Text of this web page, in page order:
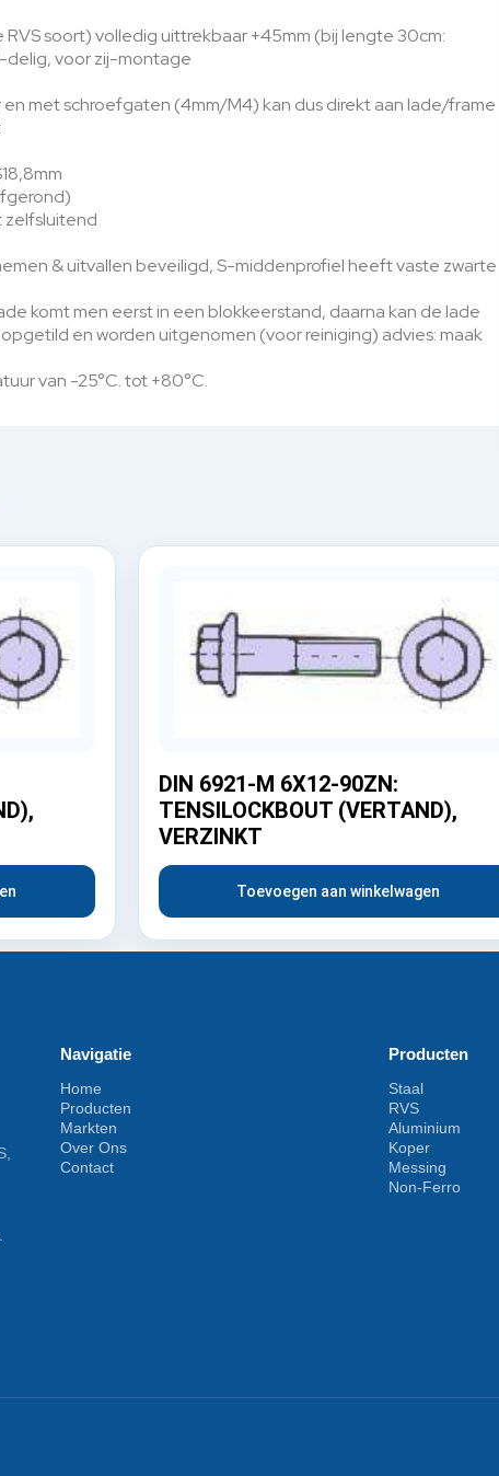
RVS soort) volledig uittrekbaar +45mm (bij lengte 30cm:
delig, voor zij-montage
met schroefgaten (4mm/M4) kan dus direkt aan lade/frame
zelfsluitend
& uitvallen beveiligd, S-middenprofiel heeft vaste zwarte
komt men eerst in een blokkeerstand, daarna kan de lade
en worden uitgenomen (voor reiniging) advies: maak
van -25°C. tot +80°C.
DIN 6921-M 6X12-90ZN:
TENSILOCKBOUT (VERTAND),
VERZINKT
Toevoegen aan winkelwagen
Navigatie
Home
Producten
Markten
Over Ons
Contact
Producten
Staal
RVS
Aluminium
Koper
Messing
Non-Ferro